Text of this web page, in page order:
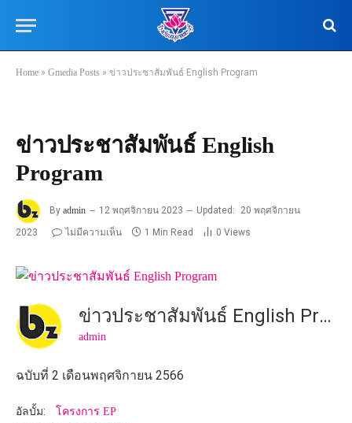
Home » Gmedia Posts » ข่าวประชาสัมพันธ์ English Program
ข่าวประชาสัมพันธ์ English
Program
By admin 12 พฤศจิกายน 2023 Updated:
20 พฤศจิกายน
2023
ไม่มีความเห็น 1 Min Read 0 Views
ข่าวประชาสัมพันธ์ English Program
admin
ฉบับที่ 2 เดือนพฤศจิกายน 2566
อัลบั้ม: โครงการ EP